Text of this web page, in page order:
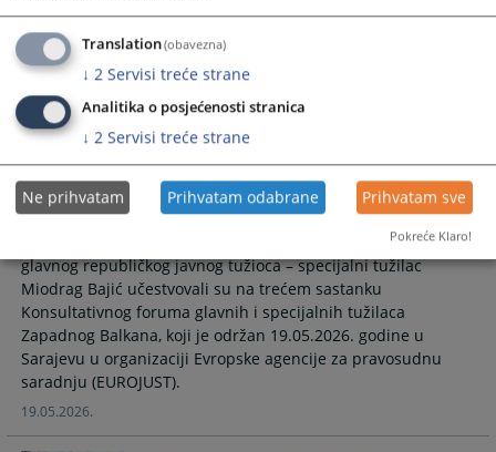
jednomjesečni pritvor protiv osam lica, zbog bojazni da će
ometali krivični postupak uticajem na svjedoke, saučesnike
ili prikrivače.
28.05.2026.
Glavni republički javni tužilac i specijalni
specijalnih tužilaca regiona Zapadnog
Balkana
Glavni republički javni tužilac Željka Radović i zamjenik
glavnog republičkog javnog tužioca – specijalni tužilac
Miodrag Bajić učestvovali su na trećem sastanku
Konsultativnog foruma glavnih i specijalnih tužilaca
Zapadnog Balkana, koji je održan 19.05.2026. godine u
Sarajevu u organizaciji Evropske agencije za pravosudnu
saradnju (EUROJUST).
19.05.2026.
Translation(obavezna)
↓ 2 Servisi treće strane
Analitika o posjećenosti stranica
↓ 2 Servisi treće strane
Ne prihvatam Prihvatam odabrane Prihvatam sve
Pokreće Klaro!